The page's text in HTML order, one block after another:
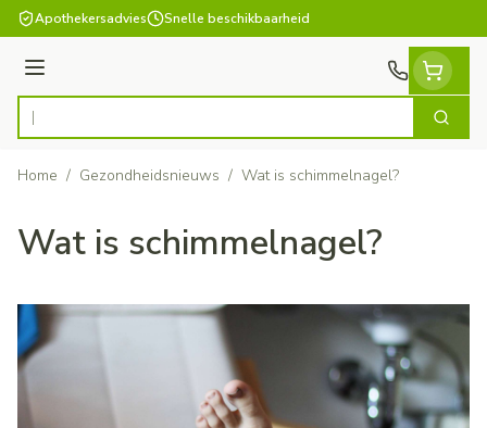
Ga naar de inhoud
Apothekersadvies Snelle beschikbaarheid
Menu
Product, merk, categorie... Zoek
Home / Gezondheidsnieuws / Wat is schimmelnagel?
Wat is schimmelnagel?